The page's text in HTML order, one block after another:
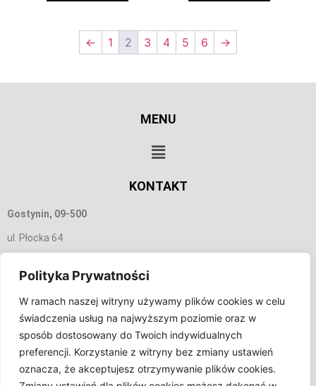
Polityka Prywatności
W ramach naszej witryny używamy plików cookies w celu
świadczenia usług na najwyższym poziomie oraz w
sposób dostosowany do Twoich indywidualnych
preferencji. Korzystanie z witryny bez zmiany ustawień
oznacza, że akceptujesz otrzymywanie plików cookies.
← 1 2 3 4 5 6 →
MENU
KONTAKT
Gostynin, 09-500
ul. Płocka 64
biuro@tobmar.pl
INFORMACJA